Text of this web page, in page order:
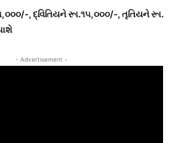
, દ્વિતિયને રૂા.૧૫,૦૦૦/-, તૃતિયને રૂા.
- Advertisement -